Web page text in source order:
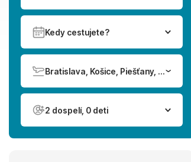
Kedy cestujete?
Bratislava, Košice, Piešťany, Poprad
2 dospelí, 0 deti